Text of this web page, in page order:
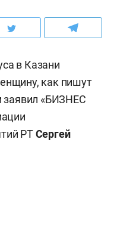
в Казани
как пишут
заявил «БИЗНЕС
РТСергей